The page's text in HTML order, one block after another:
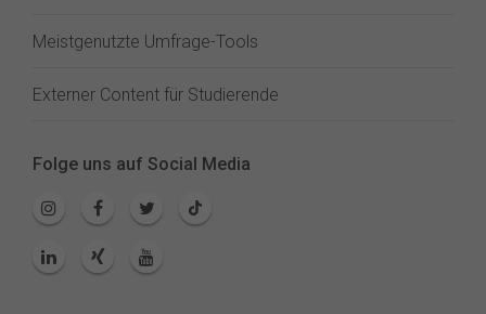
Meistgenutzte Umfrage-Tools
Externer Content für Studierende
Folge uns auf Social Media